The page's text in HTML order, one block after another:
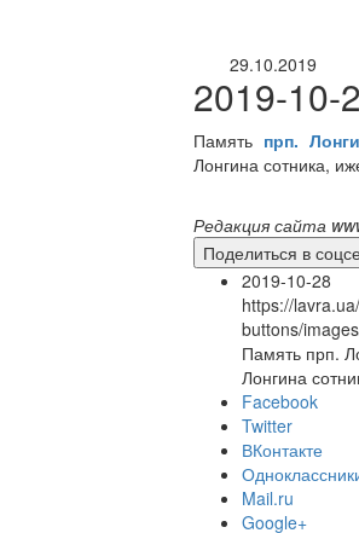
29.10.2019
2019-10-
Память прп.
Лонгина сотника,
Редакция сайта
Поделиться в
2019-10-28
https://
buttons/
Память прп.
Лонгина
Facebook
Twitter
ВКонтакте
Mail.ru
Google+